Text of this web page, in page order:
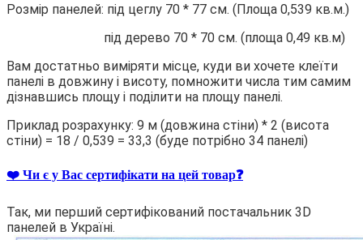
Розмір панелей: під цеглу 70 * 77 см. (Площа 0,539 кв.м.)
під дерево 70 * 70 см. (площа 0,49 кв.м)
Вам достатньо виміряти місце, куди ви хочете клеїти
панелі в довжину і висоту, помножити числа тим самим
дізнавшись площу і поділити на площу панелі.
Приклад розрахунку: 9 м (довжина стіни) * 2 (висота
стіни) = 18 / 0,539 = 33,3 (буде потрібно 34 панелі)
❤️ Чи є у Вас сертифікати на цей товар❓
Так, ми перший сертифікований постачальник 3D
панелей в Україні.